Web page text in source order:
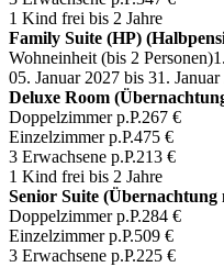
1 Kind frei bis 2 Jahre
Family Suite (HP)
Wohneinheit (bis 2 Personen)
05. Januar 2027 bis 31.
Deluxe Room
Doppelzimmer p.P.267 €
Einzelzimmer p.P.475 €
3 Erwachsene p.P.213 €
1 Kind frei bis 2 Jahre
Senior Suite
Doppelzimmer p.P.284 €
Einzelzimmer p.P.509 €
3 Erwachsene p.P.225 €